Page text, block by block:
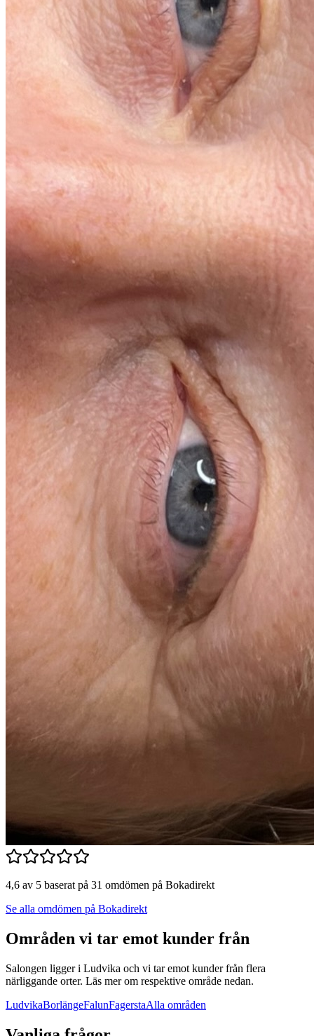
4,6 av 5 baserat på 31 omdömen på Bokadirekt
Se alla omdömen på Bokadirekt
Områden vi tar emot kunder från
Salongen ligger i Ludvika och vi tar emot kunder från flera
närliggande orter. Läs mer om respektive område nedan.
LudvikaBorlängeFalunFagerstaAlla områden